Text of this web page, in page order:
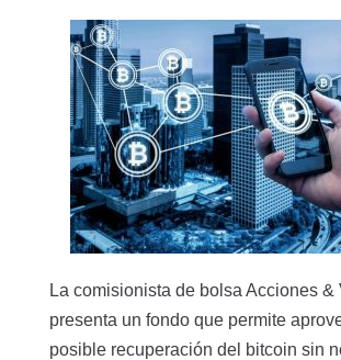
La comisionista de bolsa Acciones &
presenta un fondo que permite
posible recuperación del bitcoin sin